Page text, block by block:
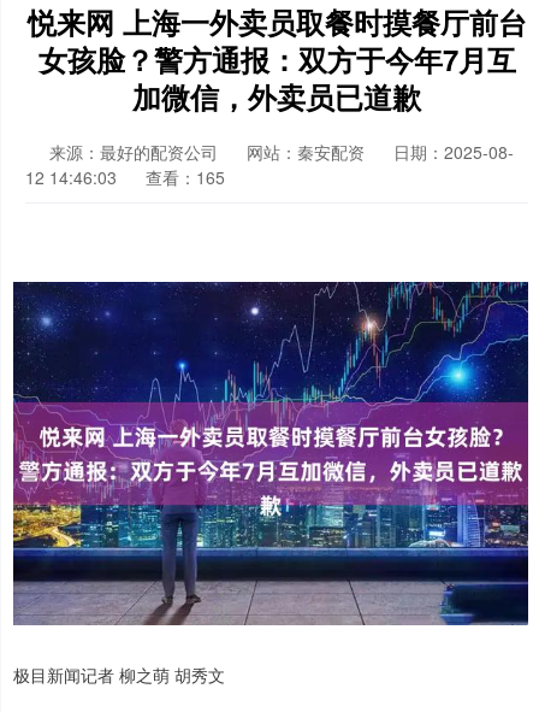
悦来网 上海一外卖员取餐时摸餐厅前台
女孩脸？警方通报：双方于今年7月互
加微信，外卖员已道歉
来源：最好的配资公司 网站：秦安配资
日期：2025-08-
12 14:46:03
查看：165
极目新闻记者 柳之萌 胡秀文